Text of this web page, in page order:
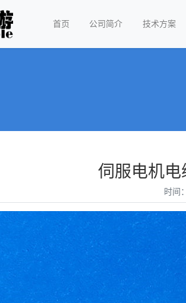
首页 公司简介 技术方案
伺服电机电
时间